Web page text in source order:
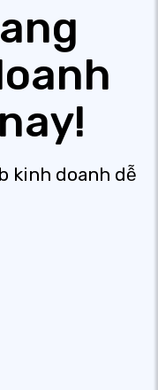
kinh doanh dễ